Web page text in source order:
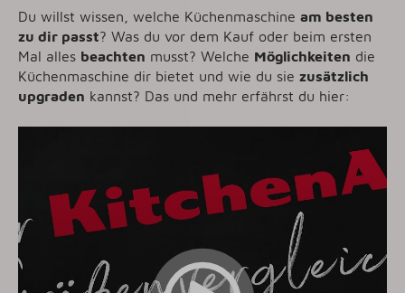
Du willst wissen, welche Küchenmaschine am besten
zu dir passt? Was du vor dem Kauf oder beim ersten
Mal alles beachten musst? Welche Möglichkeiten die
Küchenmaschine dir bietet und wie du sie zusätzlich
upgraden kannst? Das und mehr erfährst du hier: